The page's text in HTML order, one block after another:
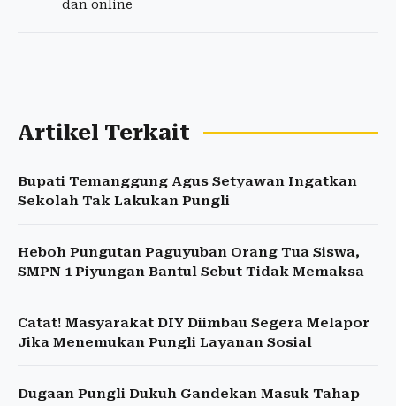
dan online
Artikel Terkait
Bupati Temanggung Agus Setyawan Ingatkan
Sekolah Tak Lakukan Pungli
Heboh Pungutan Paguyuban Orang Tua Siswa,
SMPN 1 Piyungan Bantul Sebut Tidak Memaksa
Catat! Masyarakat DIY Diimbau Segera Melapor
Jika Menemukan Pungli Layanan Sosial
Dugaan Pungli Dukuh Gandekan Masuk Tahap